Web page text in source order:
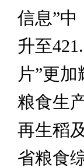
信息”中
升至
片”更
粮食生
再生稻
省粮食